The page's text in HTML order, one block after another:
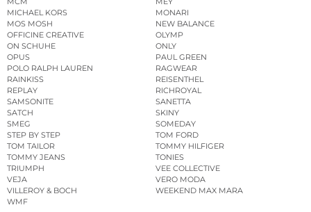
MICHAEL KORS
MONARI
MOS MOSH
NEW BALANCE
OFFICINE CREATIVE
OLYMP
ON SCHUHE
ONLY
OPUS
PAUL GREEN
POLO RALPH LAUREN
RAGWEAR
RAINKISS
REISENTHEL
REPLAY
RICHROYAL
SAMSONITE
SANETTA
SATCH
SKINY
SMEG
SOMEDAY
STEP BY STEP
TOM FORD
TOM TAILOR
TOMMY HILFIGER
TOMMY JEANS
TONIES
TRIUMPH
VEE COLLECTIVE
VEJA
VERO MODA
VILLEROY & BOCH
WEEKEND MAX MARA
WMF